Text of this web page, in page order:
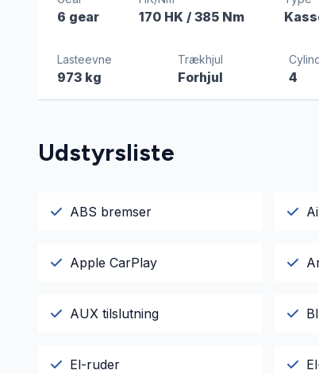
6 gear 170 HK / 385 Nm
Lasteevne
973 kg
Trækhjul
Forhjul 4
Udstyrsliste
ABS bremser
Apple CarPlay
AUX tilslutning
El-ruder